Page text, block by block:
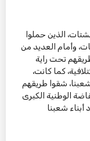
الذين حملوا
وأمام العديد من
تحت راية
كما كانت،
شقوا طريقهم
الوطنية الكبرى
شعبنا